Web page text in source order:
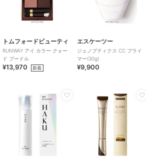
トムフォードビューティ
RUNWAY アイ カラー クォー
ド プードル
¥13,970 新着
エスケーツー
ジェノプティクス CC プライ
マー(30g)
¥9,900